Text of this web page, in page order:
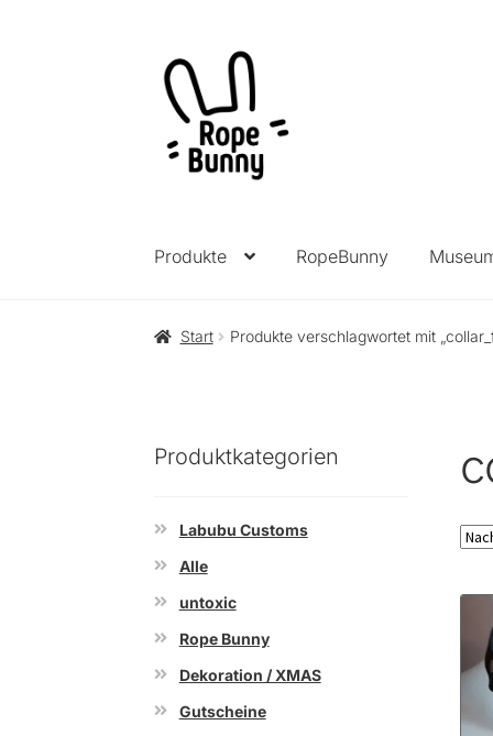
Zur
Navigation
springen
Zum
Inhalt
springen
Produkte RopeBunny
Start Produkte verschlagwortet mit
Produktkategorien
Labubu Customs
Alle
untoxic
Rope Bunny
Dekoration / XMAS
Gutscheine